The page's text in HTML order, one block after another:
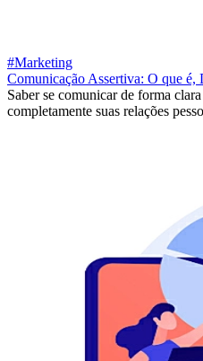
#Marketing
Comunicação Assertiva: O que é,
Saber se comunicar de forma
completamente suas relações